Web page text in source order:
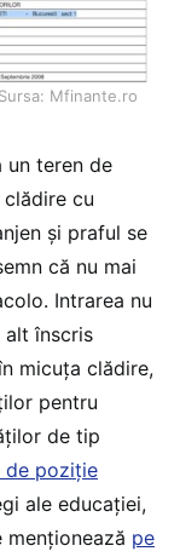
Mfinante.ro
un teren de
cu
și praful se
că nu mai
Intrarea nu
alt înscris
micuța clădire,
pentru
de tip
de poziție
ale educației,
pe